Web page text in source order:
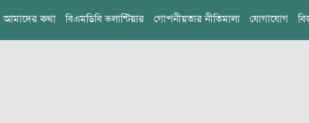
আমাদের কথা বিএমডিবি ভলান্টিয়ার গোপনীয়তার নীতিমালা যোগাযোগ